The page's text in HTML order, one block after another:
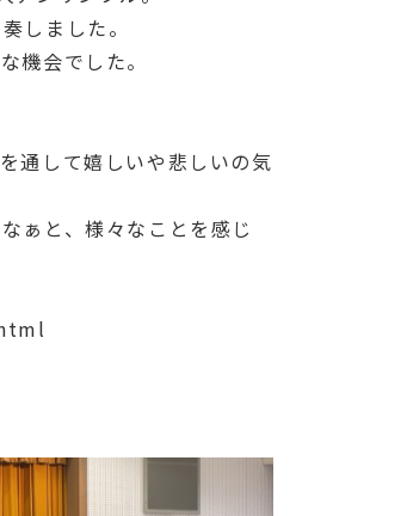
しました。
機会でした。
通して嬉しいや悲しいの気
ぁと、様々なことを感じ